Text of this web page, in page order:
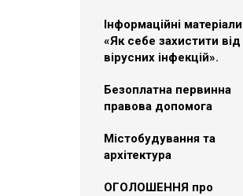
Інформаційні матеріали
«Як себе захистити від
вірусних інфекцій».
Безоплатна первинна
правова допомога
Містобудування та
архітектура
ОГОЛОШЕННЯ про